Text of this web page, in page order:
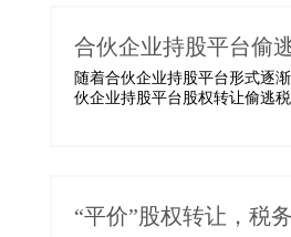
合伙企业持股平台偷
随着合伙企业持股平台形式逐
伙企业持股平台股权转让偷逃
“平价”股权转让，税